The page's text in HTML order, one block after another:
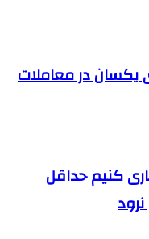
یکسان در معاملات
کنیم حداقل